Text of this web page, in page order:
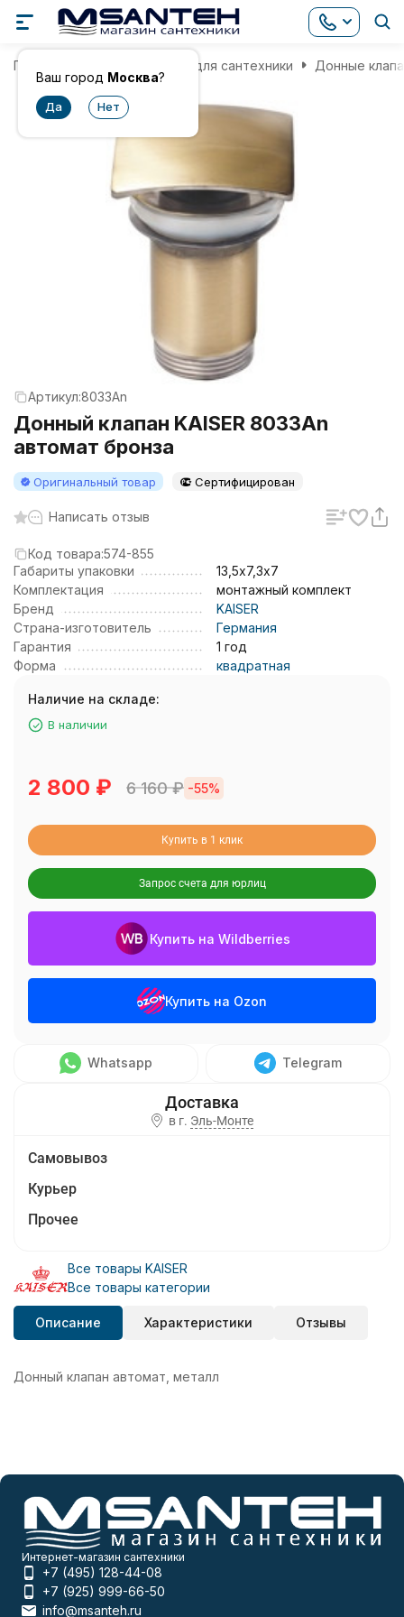
Ваш город Москва?
Главная Комплектующие для сантехники Донные
Артикул:8033An
Донный клапан KAISER 8033An
автомат бронза
Оригинальный товар Сертифицирован
Написать отзыв
Код товара:574-855
Габариты упаковки
13,5х7,3х7
Комплектация
монтажный комплект
Бренд
KAISER
Страна-изготовитель
Германия
Гарантия
1 год
Форма
квадратная
Наличие на складе:
В наличии
2 800 ₽ 6 160₽ -55%
Купить в 1 клик
Запрос счета для юрлиц
Купить на Wildberries
Купить на Ozon
Whatsapp Telegram
в г. Эль-Монте
Самовывоз
Курьер
Прочее
Все товары KAISER
Все товары категории
Описание Характеристики Отзывы
Донный клапан автомат, металл
Интернет-магазин сантехники
+7 (495) 128-44-08
+7 (925) 999-66-50
info@msanteh.ru